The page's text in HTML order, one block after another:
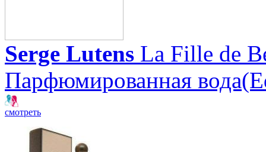
Serge Lutens La Fille de
Парфюмированная
смотреть